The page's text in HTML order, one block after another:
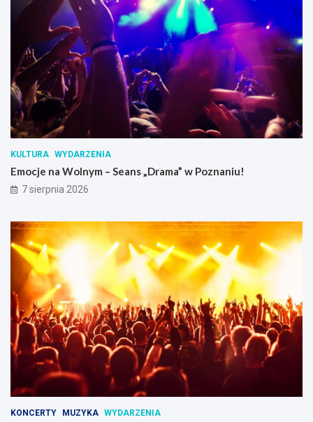
KULTURA WYDARZENIA
Emocje na Wolnym – Seans „Drama” w Poznaniu!
7 sierpnia 2026
KONCERTY MUZYKA WYDARZENIA